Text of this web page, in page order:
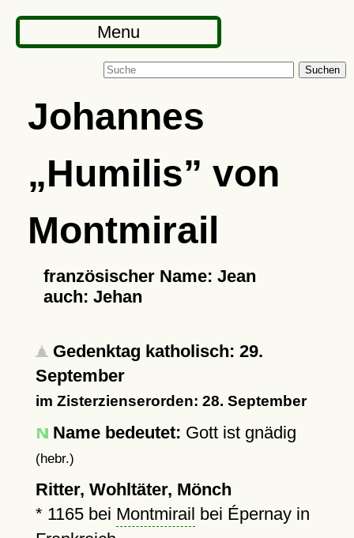
Menu
Suchen
Johannes
Humilis
von
Montmirail
französischer Name: Jean
auch: Jehan
Gedenktag katholisch: 29.
September
im Zisterzienserorden: 28. September
Name bedeutet: Gott ist gnädig
(hebr.)
Ritter, Wohltäter, Mönch
* 1165bei Montmirail bei Épernay in